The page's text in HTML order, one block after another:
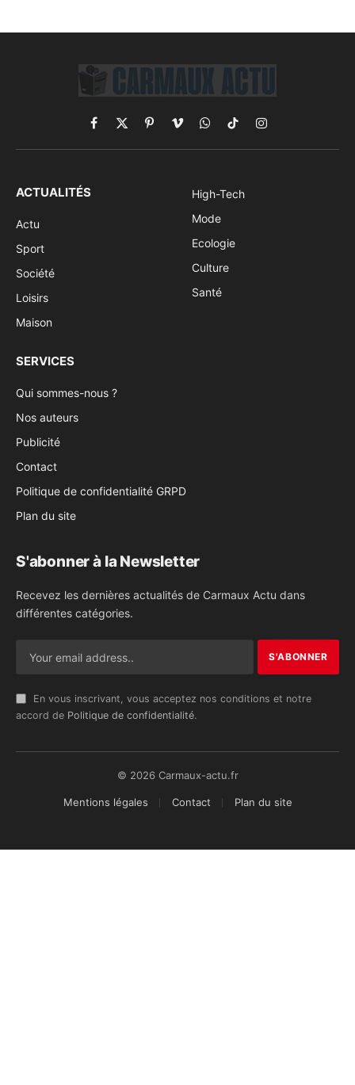
Facebook
X
(Twitter)
PinterestVimeoWhatsApp
TikTokInstagram
ACTUALITÉS
Actu
Sport
Société
Loisirs
Maison
High-Tech
Mode
Ecologie
Culture
Santé
SERVICES
Qui sommes-nous ?
Nos auteurs
Publicité
Contact
Politique de confidentialité GRPD
Plan du site
S'abonner à la Newsletter
Recevez les dernières actualités de Carmaux Actu dans
différentes catégories.
En vous inscrivant, vous acceptez nos conditions et notre
accord de Politique de confidentialité.
© 2026 Carmaux-actu.fr
Mentions légales Contact Plan du site